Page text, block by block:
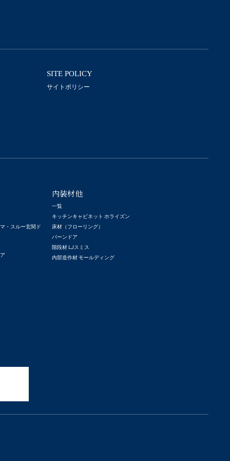
SITE POLICY
サイトポリシー
・スルー玄関ド
内装材他
一覧
キッチンキャビネット ホライズン
床材（フローリング）
バーンドア
階段材 LJスミス
内部造作材 モールディング